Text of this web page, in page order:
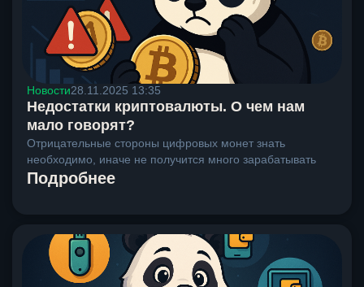
Новости28.11.2025 13:35
Недостатки криптовалюты. О чем нам
мало говорят?
Отрицательные стороны цифровых монет знать
необходимо, иначе не получится много зарабатывать
Подробнее